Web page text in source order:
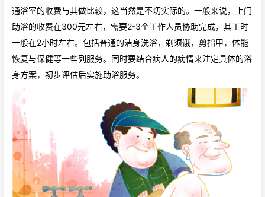
通浴室的收费与其做比较，这当然是不切实际的。一般来说，上门
助浴的收费在300元左右，需要2-3个工作人员协助完成，其工时
一般在2小时左右。包括普通的洁身洗浴，剃须饿，剪指甲，体能
恢复与保健等一些列服务。同时要结合病人的病情来注定具体的浴
身方案，初步评估后实施助浴服务。